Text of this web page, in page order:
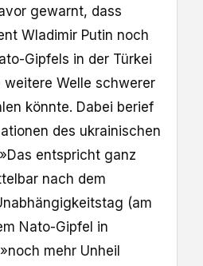
gewarnt, dass
Wladimir Putin noch
Gipfels in der Türkei
weitere Welle schwerer
könnte. Dabei berief
des ukrainischen
entspricht ganz
nach dem
(am
Nato-Gipfel in
mehr Unheil